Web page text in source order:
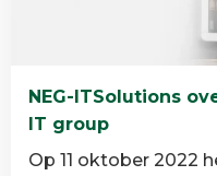
gecertificeerde
ITAD-
aanbieder
NEG-ITSolutions
IT group
Op 11 oktober 2022